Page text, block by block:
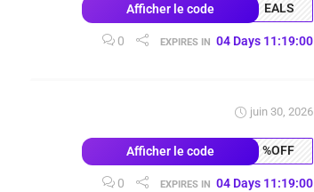
Afficher le code EALS
0 EXPIRES IN 04 Days 11:18:59
juin 30, 2026
Afficher le code %OFF
0 EXPIRES IN 04 Days 11:18:59